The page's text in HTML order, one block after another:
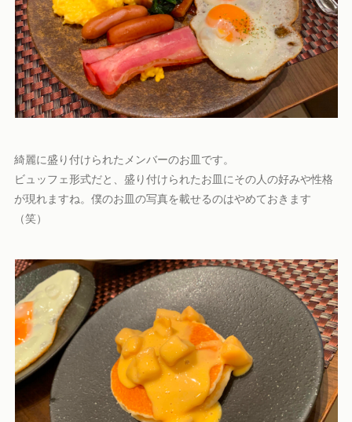
綺麗に盛り付けられたメンバーのお皿です。
ビュッフェ形式だと、盛り付けられたお皿にその人の好みや性格
が現れますね。僕のお皿の写真を載せるのはやめておきます
（笑）